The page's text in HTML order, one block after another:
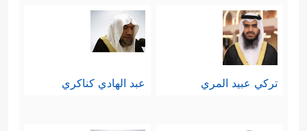
تركي عبيد المري عبد الهادي كناكري